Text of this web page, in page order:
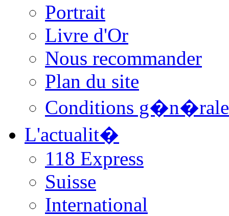
Portrait
Livre d'Or
Nous recommander
Plan du site
Conditions
L'actualit�
118 Express
Suisse
International